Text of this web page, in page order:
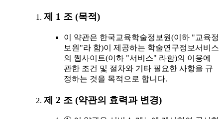
제 1 조 (목적)
이 약관은 한국교육학술정보원(이하 "교육정
보원"라 함)이 제공하는 학술연구정보서비스
의 웹사이트(이하 "서비스" 라함)의 이용에
관한 조건 및 절차와 기타 필요한 사항을 규
정하는 것을 목적으로 합니다.
제 2 조 (약관의 효력과 변경)